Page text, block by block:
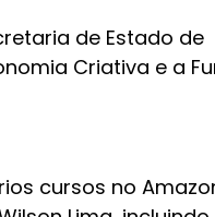
de Estado de
Criativa e a
cursos no